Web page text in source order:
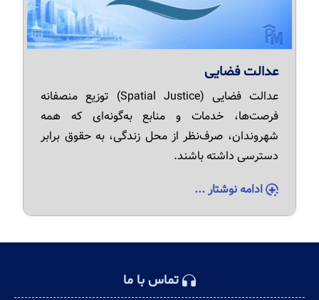
عدالت فضایی
عدالت فضایی (Spatial Justice) توزیع منصفانه
فرصت‌ها، خدمات و منابع به‌گونه‌ای که همه
شهروندان، صرف‌نظر از محل زندگی، به حقوق برابر
دسترسی داشته باشند.
ادامه نوشتار ...
تماس با ما